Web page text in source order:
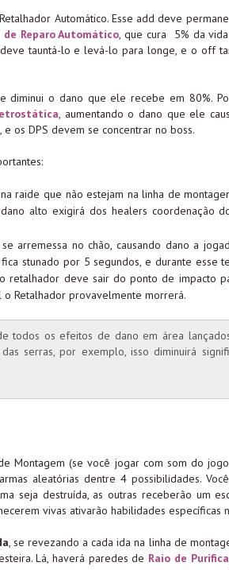
Automático. Esse add deve
de Reparo Automático, que cura 5% da
tauntá-lo e levá-lo para longe, e o off
diminui o dano que ele recebe em 80%.
, aumentando o dano que ele
, e os DPS devem se concentrar no boss.
raide que não estejam na linha de
alto exigirá dos healers coordenação
arremessa no chão, causando dano a
stunado por 5 segundos, e durante esse
retalhador deve sair do ponto de impacto
Retalhador provavelmente morrerá.
todos os efeitos de dano em área
serras, por exemplo, isso diminuirá
Montagem (se você jogar com som do
aleatórias dentre 4 possibilidades.
seja destruída, as outras receberão um
vivas ativarão habilidades específicas
, se revezando a cada ida na linha de
Lá, haverá paredes de Raio de